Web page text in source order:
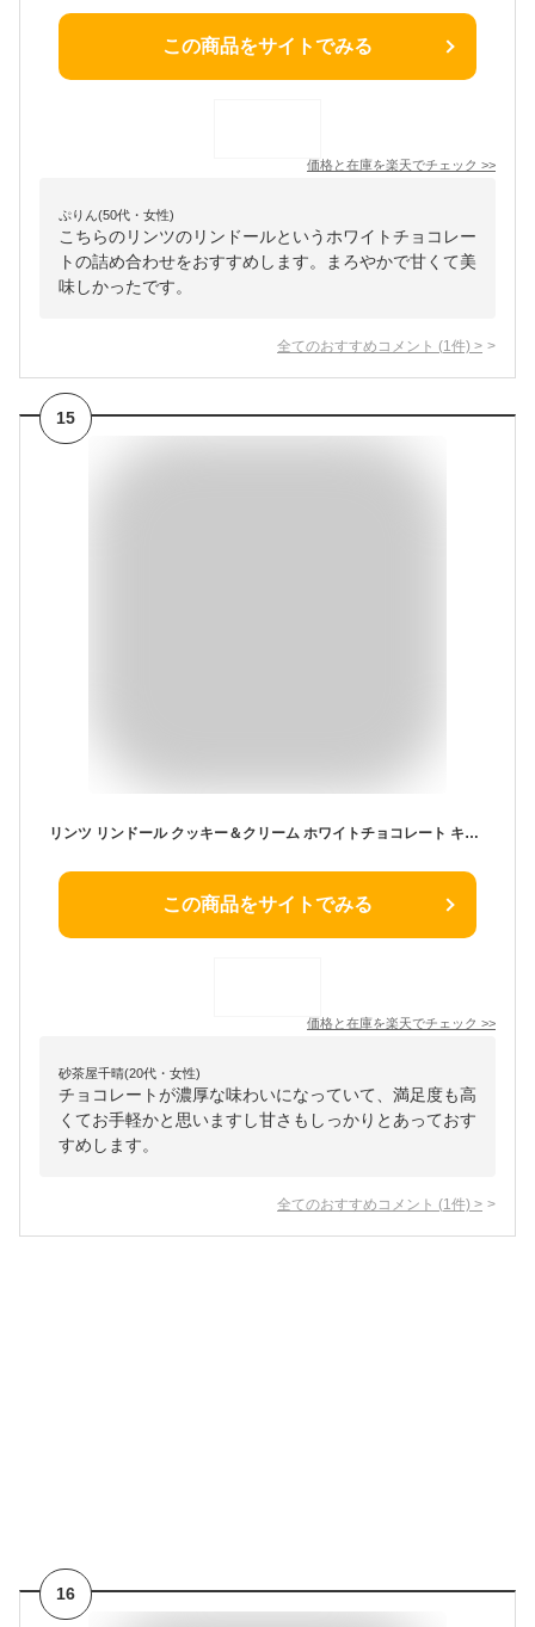
この商品をサイトでみる
価格と在庫を楽天でチェック >>
ぷりん(50代・女性)
こちらのリンツのリンドールというホワイトチョコレー
トの詰め合わせをおすすめします。まろやかで甘くて美
味しかったです。
全てのおすすめコメント (1 件) >
15
リンツ リンドール クッキー＆クリーム ホワイトチョコレート キャンディ トリュフ 5.1 オンス 袋 Lindt Lindor Cookies and Creme White Chocolate Candy Truffles, 5.1 oz. Bag 大容量 海外 チョコ スイーツ 個包装【お取り寄せ商品】
この商品をサイトでみる
価格と在庫を楽天でチェック >>
砂茶屋千晴(20代・女性)
チョコレートが濃厚な味わいになっていて、満足度も高
くてお手軽かと思いますし甘さもしっかりとあっておす
すめします。
全てのおすすめコメント (1 件) >
16